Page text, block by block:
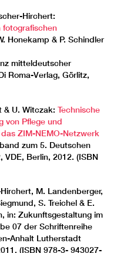
Hirchert:
fotografischen
Honekamp & P. Schindler
mitteldeutscher
Roma-Verlag, Görlitz,
& U. Witczak: Technische
von Pflege und
ZIM-NEMO-Netzwerk
zum 5. Deutschen
VDE, Berlin, 2012. (ISBN
M. Landenberger,
S. Treichel & E.
in: Zukunftsgestaltung im
07 der Schriftenreihe
Anhalt Lutherstadt
(ISBN 978-3- 943027-